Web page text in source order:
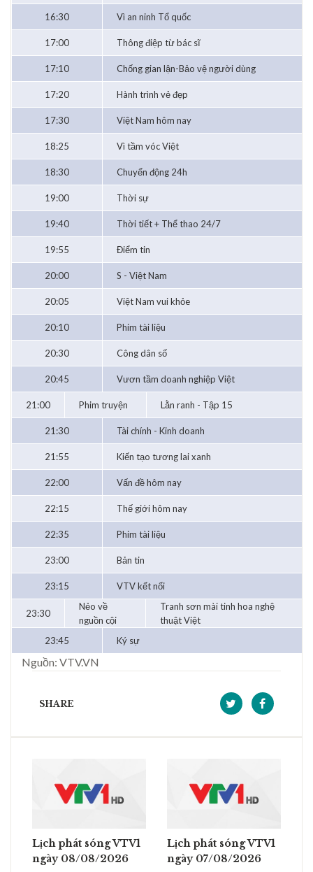
16:30 Vì an ninh Tổ quốc
17:00 Thông điệp từ bác sĩ
17:10 Chống gian lận-Bảo vệ người dùng
17:20 Hành trình vẻ đẹp
17:30 Việt Nam hôm nay
18:25 Vì tầm vóc Việt
18:30 Chuyển động 24h
19:00 Thời sự
19:40 Thời tiết + Thể thao 24/7
19:55 Điểm tin
20:00 S - Việt Nam
20:05 Việt Nam vui khỏe
20:10 Phim tài liệu
20:30 Công dân số
20:45 Vươn tầm doanh nghiệp Việt
21:00 Phim truyện Lằn ranh - Tập 15
21:30 Tài chính - Kinh doanh
21:55 Kiến tạo tương lai xanh
22:00 Vấn đề hôm nay
22:15 Thế giới hôm nay
22:35 Phim tài liệu
23:00 Bản tin
23:15 VTV kết nối
23:30
Nẻo về
nguồn cội
Tranh sơn mài tinh hoa nghệ
thuật Việt
23:45
Ký sự
Nguồn: VTV.VN
SHARE
Lịch phát sóng VTV1
ngày 08/08/2026
Lịch phát sóng VTV1
ngày 07/08/2026